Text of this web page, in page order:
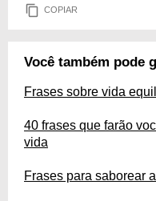
COPIAR
Você também pode
Frases sobre vida
40 frases que farão
vida
Frases para saborear